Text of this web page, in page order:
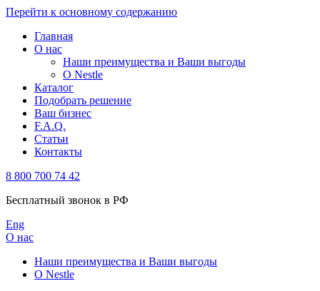
Перейти к основному содержанию
Главная
О нас
Наши преимущества и Ваши выгоды
О Nestle
Каталог
Подобрать решение
Ваш бизнес
F.A.Q.
Статьи
Контакты
8 800 700 74 42
Бесплатный звонок в РФ
Eng
О нас
Наши преимущества и Ваши выгоды
О Nestle